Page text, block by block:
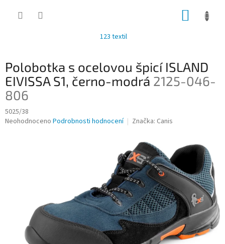
123 textil
Polobotka s ocelovou špicí ISLAND
EIVISSA S1, černo-modrá 2125-046-
806
5025/38
Průměrné
Neohodnoceno Podrobnosti hodnocení Značka: Canis